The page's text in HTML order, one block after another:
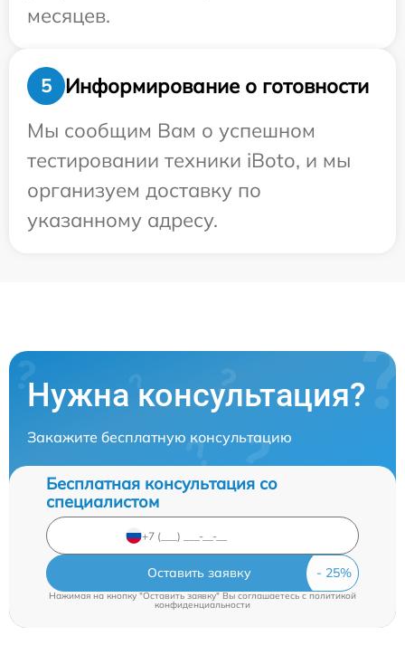
месяцев.
5
Информирование о готовности
Мы сообщим Вам о успешном
тестировании техники iBoto, и мы
организуем доставку по
указанному адресу.
Нужна консультация?
Закажите бесплатную консультацию
Бесплатная консультация со
специалистом
Оставить заявку
Нажимая на кнопку "Оставить заявку" Вы соглашаетесь c политикой
конфиденциальности